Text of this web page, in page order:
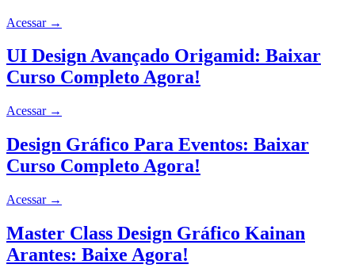
Acessar →
UI Design Avançado Origamid: Baixar
Curso Completo Agora!
Acessar →
Design Gráfico Para Eventos: Baixar
Curso Completo Agora!
Acessar →
Master Class Design Gráfico Kainan
Arantes: Baixe Agora!